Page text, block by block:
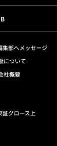
集部へメッセージ
について
社概要
グロース上